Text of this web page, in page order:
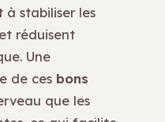
à stabiliser les
réduisent
Une
de ces bons
que les